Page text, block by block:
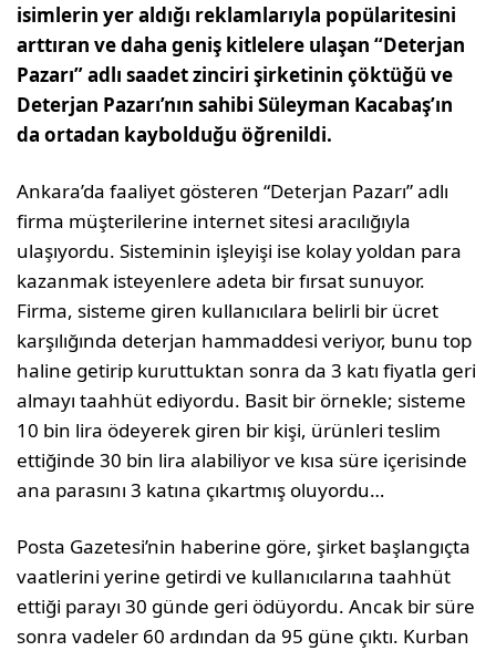
isimlerin yer aldığı reklamlarıyla popülaritesini
arttıran ve daha geniş kitlelere ulaşan “Deterjan
Pazarı” adlı saadet zinciri şirketinin çöktüğü ve
Deterjan Pazarı’nın sahibi Süleyman Kacabaş’ın
da ortadan kaybolduğu öğrenildi.
Ankara’da faaliyet gösteren “Deterjan Pazarı” adlı
firma müşterilerine internet sitesi aracılığıyla
ulaşıyordu. Sisteminin işleyişi ise kolay yoldan para
kazanmak isteyenlere adeta bir fırsat sunuyor.
Firma, sisteme giren kullanıcılara belirli bir ücret
karşılığında deterjan hammaddesi veriyor, bunu top
haline getirip kuruttuktan sonra da 3 katı fiyatla geri
almayı taahhüt ediyordu. Basit bir örnekle; sisteme
10 bin lira ödeyerek giren bir kişi, ürünleri teslim
ettiğinde 30 bin lira alabiliyor ve kısa süre içerisinde
ana parasını 3 katına çıkartmış oluyordu…
Posta Gazetesi’nin haberine göre, şirket başlangıçta
vaatlerini yerine getirdi ve kullanıcılarına taahhüt
ettiği parayı 30 günde geri ödüyordu. Ancak bir süre
sonra vadeler 60 ardından da 95 güne çıktı. Kurban